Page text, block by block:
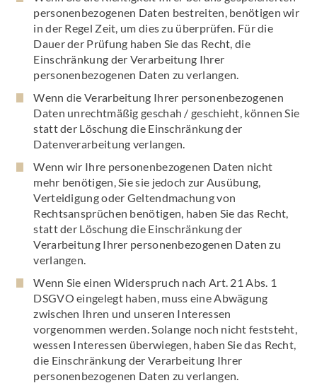
personenbezogenen Daten bestreiten, benötigen wir
in der Regel Zeit, um dies zu überprüfen. Für die
Dauer der Prüfung haben Sie das Recht, die
Einschränkung der Verarbeitung Ihrer
personenbezogenen Daten zu verlangen.
Wenn die Verarbeitung Ihrer personenbezogenen
Daten unrechtmäßig geschah / geschieht, können Sie
statt der Löschung die Einschränkung der
Datenverarbeitung verlangen.
Wenn wir Ihre personenbezogenen Daten nicht
mehr benötigen, Sie sie jedoch zur Ausübung,
Verteidigung oder Geltendmachung von
Rechtsansprüchen benötigen, haben Sie das Recht,
statt der Löschung die Einschränkung der
Verarbeitung Ihrer personenbezogenen Daten zu
verlangen.
Wenn Sie einen Widerspruch nach Art. 21 Abs. 1
DSGVO eingelegt haben, muss eine Abwägung
zwischen Ihren und unseren Interessen
vorgenommen werden. Solange noch nicht feststeht,
wessen Interessen überwiegen, haben Sie das Recht,
die Einschränkung der Verarbeitung Ihrer
personenbezogenen Daten zu verlangen.